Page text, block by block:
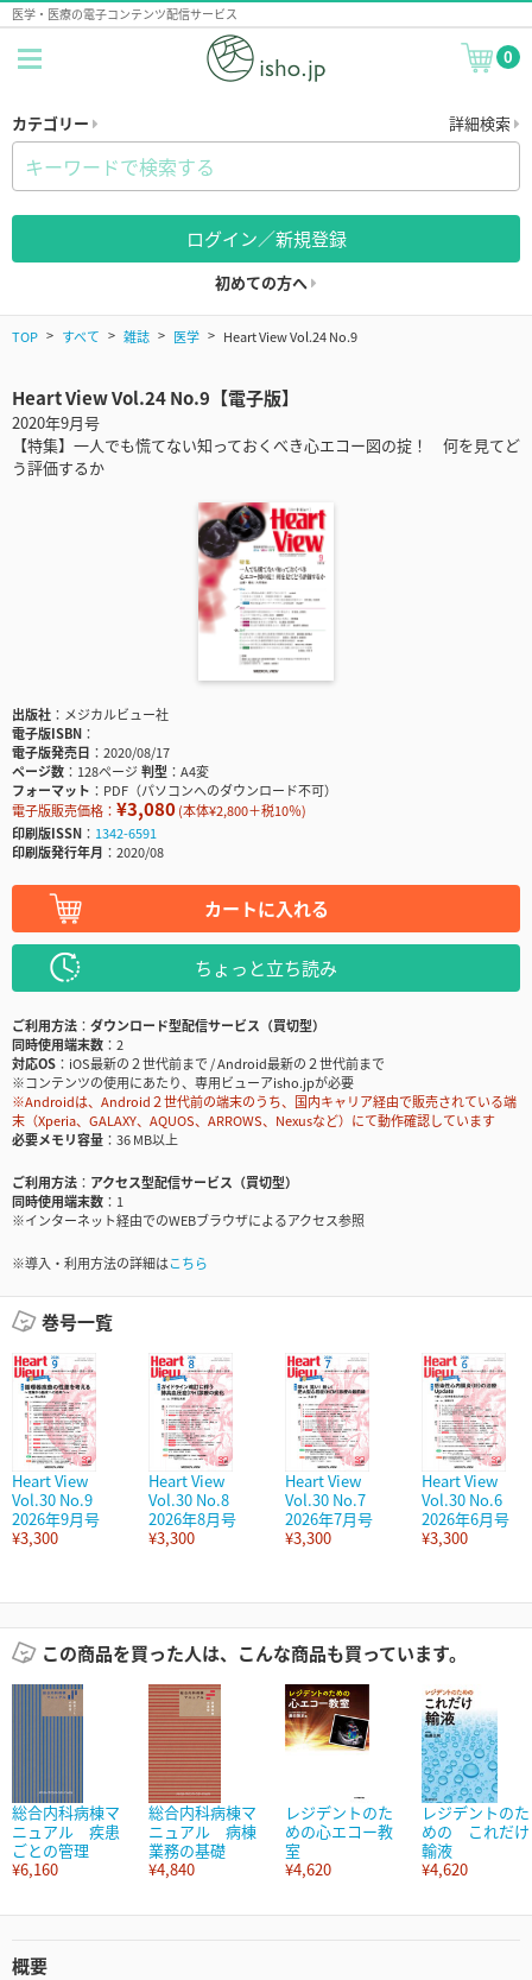
医学・医療の電子コンテンツ配信サービス
0
カテゴリー 詳細検索
ログイン／新規登録
初めての方へ
TOP すべて 雑誌 医学 Heart View Vol.24 No.9
Heart View Vol.24 No.9【電子版】
2020年9月号
【特集】一人でも慌てない知っておくべき心エコー図の掟！ 何を見てど
う評価するか
出版社
メジカルビュー社
電子版ISBN
電子版発売日
2020/08/17
ページ数
128ページ判型
A4変
フォーマット
PDF（パソコンへのダウンロード不可）
電子版販売価格： ¥3,080(本体¥2,800＋税10％)
印刷版ISSN
1342-6591
印刷版発行年月
2020/08
カートに入れる
ちょっと立ち読み
ご利用方法
ダウンロード型配信サービス（買切型）
同時使用端末数
2
対応OS
iOS最新の２世代前まで / Android最新の２世代前まで
※コンテンツの使用にあたり、専用ビューアisho.jpが必要
※Androidは、Android２世代前の端末のうち、国内キャリア経由で販売されている端
末（Xperia、GALAXY、AQUOS、ARROWS、Nexusなど）にて動作確認しています
必要メモリ容量
36 MB以上
ご利用方法
アクセス型配信サービス（買切型）
同時使用端末数
1
※インターネット経由でのWEBブラウザによるアクセス参照
※導入・利用方法の詳細はこちら
巻号一覧
Heart View
Vol.30 No.9
2026年9月号
¥3,300
Heart View
Vol.30 No.8
2026年8月号
¥3,300
Heart View
Vol.30 No.7
2026年7月号
¥3,300
Heart View
Vol.30 No.6
2026年6月号
¥3,300
この商品を買った人は、こんな商品も買っています。
総合内科病棟マ
ニュアル 疾患
ごとの管理
¥6,160
総合内科病棟マ
ニュアル 病棟
業務の基礎
¥4,840
レジデントのた
めの心エコー教
室
¥4,620
レジデントのた
めの これだけ
輸液
¥4,620
概要